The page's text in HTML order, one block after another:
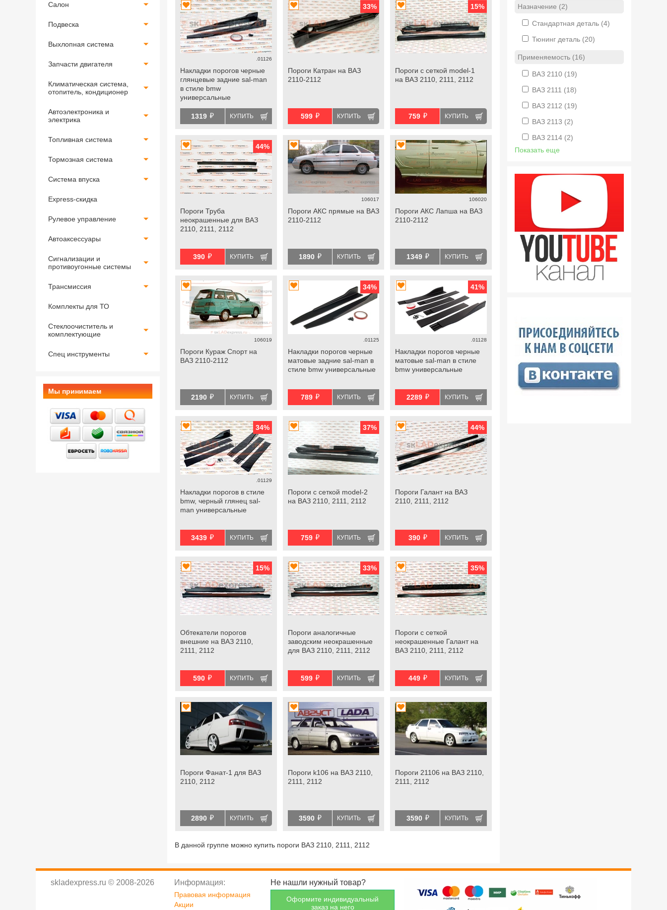
Салон
Подвеска
Выхлопная система
Запчасти двигателя
Климатическая система,
отопитель, кондиционер
Автоэлектроника и
электрика
Топливная система
Тормозная система
Система впуска
Express-скидка
Рулевое управление
Автоаксессуары
Сигнализации и
противоугонные системы
Трансмиссия
Комплекты для ТО
Стеклоочиститель и
комплектующие
Спец инструменты
Мы принимаем
.01126
Накладки порогов черные
глянцевые задние sal-man
в стиле bmw
универсальные
1319 й КУПИТЬ
33%
Пороги Катран на ВАЗ
2110-2112
599 й КУПИТЬ
15%
Пороги с сеткой model-1
на ВАЗ 2110, 2111, 2112
759 й КУПИТЬ
44%
Пороги Труба
неокрашенные для ВАЗ
2110, 2111, 2112
390 й КУПИТЬ
106017
Пороги АКС прямые на ВАЗ
2110-2112
1890 й КУПИТЬ
106020
Пороги АКС Лапша на ВАЗ
2110-2112
1349 й КУПИТЬ
106019
Пороги Кураж Спорт на
ВАЗ 2110-2112
2190 й КУПИТЬ
34%
.01125
Накладки порогов черные
матовые задние sal-man в
стиле bmw универсальные
789 й КУПИТЬ
41%
.01128
Накладки порогов черные
матовые sal-man в стиле
bmw универсальные
2289 й КУПИТЬ
34%
.01129
Накладки порогов в стиле
bmw, черный глянец sal-
man универсальные
3439 й КУПИТЬ
37%
Пороги с сеткой model-2
на ВАЗ 2110, 2111, 2112
759 й КУПИТЬ
44%
Пороги Галант на ВАЗ
2110, 2111, 2112
390 й КУПИТЬ
15%
Обтекатели порогов
внешние на ВАЗ 2110,
2111, 2112
590 й КУПИТЬ
33%
Пороги аналогичные
заводским неокрашенные
для ВАЗ 2110, 2111, 2112
599 й КУПИТЬ
35%
Пороги с сеткой
неокрашенные Галант на
ВАЗ 2110, 2111, 2112
449 й КУПИТЬ
Пороги Фанат-1 для ВАЗ
2110, 2112
2890 й КУПИТЬ
Пороги k106 на ВАЗ 2110,
2111, 2112
3590 й КУПИТЬ
Пороги 21106 на ВАЗ 2110,
2111, 2112
3590 й КУПИТЬ
В данной группе можно купить пороги ВАЗ 2110, 2111, 2112
Назначение (2)
Стандартная деталь (4)
Тюнинг деталь (20)
Применяемость (16)
ВАЗ 2110 (19)
ВАЗ 2111 (18)
ВАЗ 2112 (19)
ВАЗ 2113 (2)
ВАЗ 2114 (2)
Показать еще
skladexpress.ru © 2008-2026 Информация:
Правовая информация
Акции
Не нашли нужный товар?
Оформите индивидуальный
заказ на него